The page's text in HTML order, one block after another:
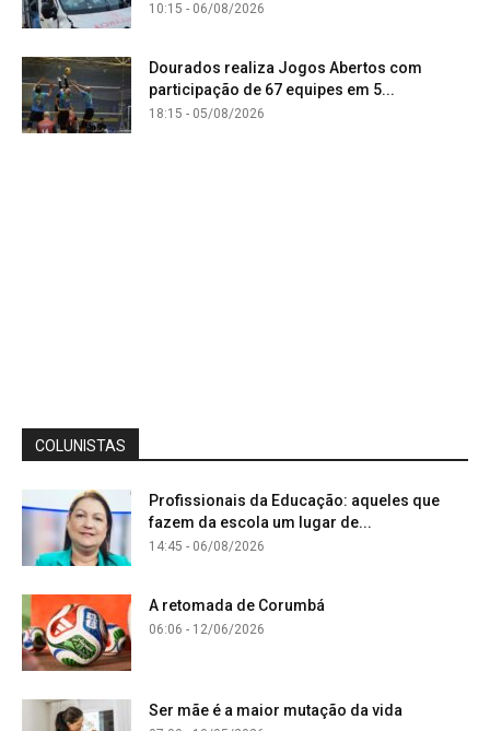
10:15 - 06/08/2026
Dourados realiza Jogos Abertos com
participação de 67 equipes em 5...
18:15 - 05/08/2026
COLUNISTAS
Profissionais da Educação: aqueles que
fazem da escola um lugar de...
14:45 - 06/08/2026
A retomada de Corumbá
06:06 - 12/06/2026
Ser mãe é a maior mutação da vida